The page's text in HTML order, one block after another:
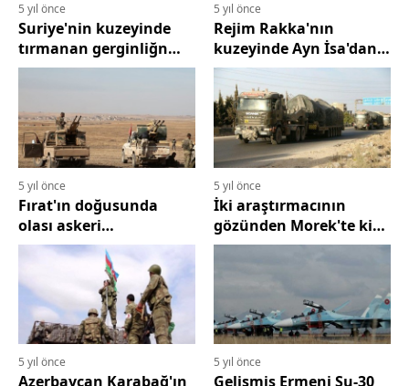
5 yıl önce
Suriye'nin kuzeyinde
tırmanan gerginliğn
ardında Rusya'nın
5 yıl önce
Rejim Rakka'nın
kuzeyinde Ayn İsa'dan
güçlerini çekmeyi
sürdürüyor
5 yıl önce
Fırat'ın doğusunda
olası askeri
tırmandırma ve yeni
Türk-Rus mutabakatları
5 yıl önce
İki araştırmacının
gözünden Morek'te ki
Türk üssünün tahliye
5 yıl önce
Azerbaycan Karabağ'ın
5 yıl önce
Gelişmiş Ermeni Su-30